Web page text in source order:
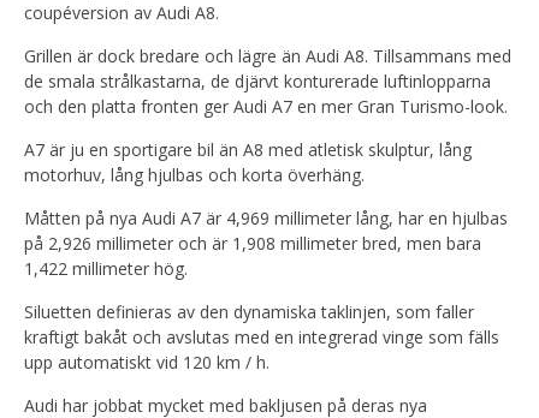
coupéversion av Audi A8.
Grillen är dock bredare och lägre än Audi A8. Tillsammans med
de smala strålkastarna, de djärvt konturerade luftinlopparna
och den platta fronten ger Audi A7 en mer Gran Turismo-look.
A7 är ju en sportigare bil än A8 med atletisk skulptur, lång
motorhuv, lång hjulbas och korta överhäng.
Måtten på nya Audi A7 är 4,969 millimeter lång, har en hjulbas
på 2,926 millimeter och är 1,908 millimeter bred, men bara
1,422 millimeter hög.
Siluetten definieras av den dynamiska taklinjen, som faller
kraftigt bakåt och avslutas med en integrerad vinge som fälls
upp automatiskt vid 120 km / h.
Audi har jobbat mycket med bakljusen på deras nya